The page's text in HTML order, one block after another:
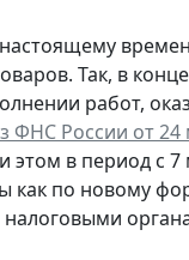
Так, в
работ,
ФНС России от
этом в период с
как по новому